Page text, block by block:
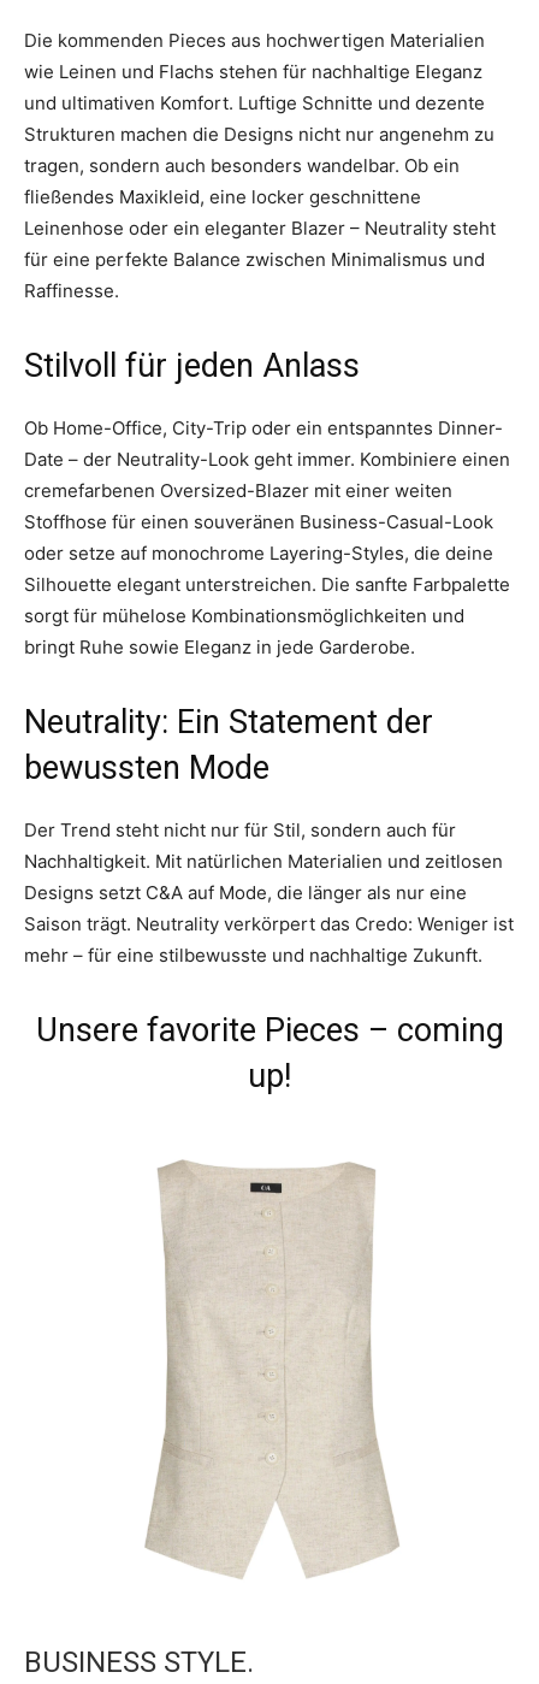
Die kommenden Pieces aus hochwertigen Materialien
wie Leinen und Flachs stehen für nachhaltige Eleganz
und ultimativen Komfort. Luftige Schnitte und dezente
Strukturen machen die Designs nicht nur angenehm zu
tragen, sondern auch besonders wandelbar. Ob ein
fließendes Maxikleid, eine locker geschnittene
Leinenhose oder ein eleganter Blazer – Neutrality steht
für eine perfekte Balance zwischen Minimalismus und
Raffinesse.
Stilvoll für jeden Anlass
Ob Home-Office, City-Trip oder ein entspanntes Dinner-
Date – der Neutrality-Look geht immer. Kombiniere einen
cremefarbenen Oversized-Blazer mit einer weiten
Stoffhose für einen souveränen Business-Casual-Look
oder setze auf monochrome Layering-Styles, die deine
Silhouette elegant unterstreichen. Die sanfte Farbpalette
sorgt für mühelose Kombinationsmöglichkeiten und
bringt Ruhe sowie Eleganz in jede Garderobe.
Neutrality: Ein Statement der
bewussten Mode
Der Trend steht nicht nur für Stil, sondern auch für
Nachhaltigkeit. Mit natürlichen Materialien und zeitlosen
Designs setzt C&A auf Mode, die länger als nur eine
Saison trägt. Neutrality verkörpert das Credo: Weniger ist
mehr – für eine stilbewusste und nachhaltige Zukunft.
Unsere favorite Pieces – coming
up!
BUSINESS STYLE.